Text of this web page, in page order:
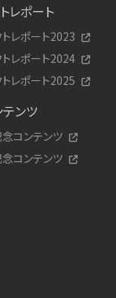
レポート
レポート2023
レポート2024
レポート2025
ンツ
コンテンツ
コンテンツ